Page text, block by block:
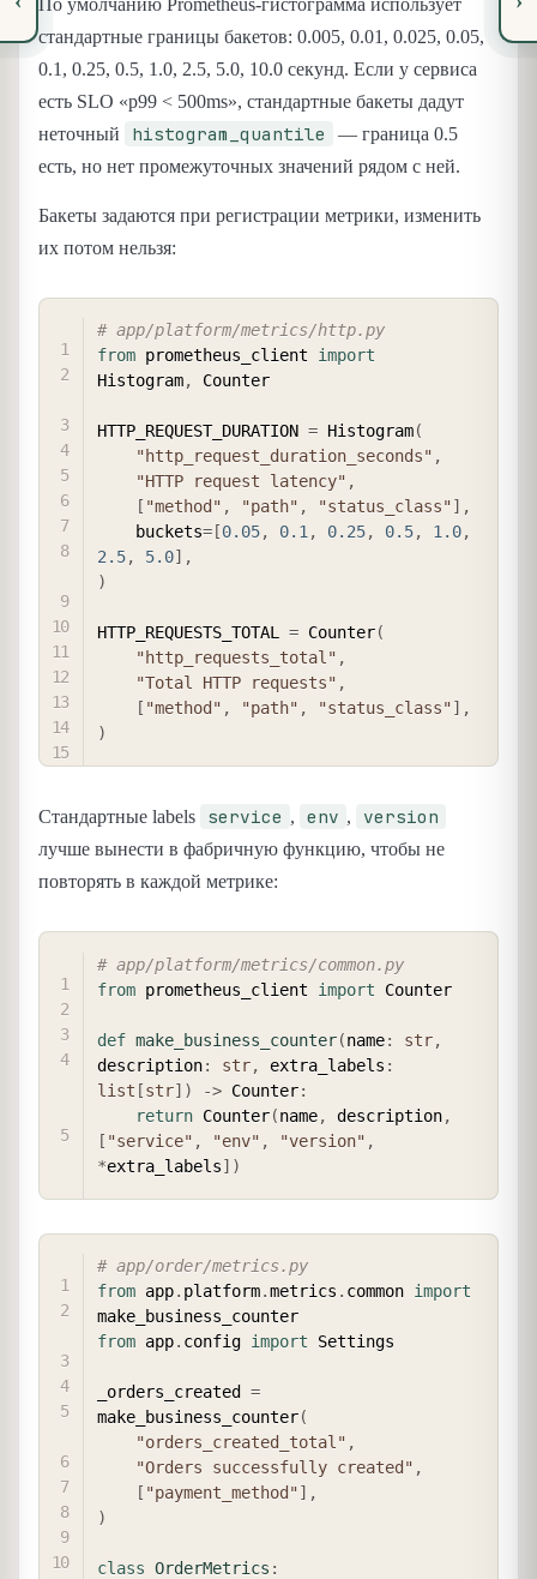
стандартные границы бакетов: 0.005, 0.01, 0.025, 0.05,
0.1, 0.25, 0.5, 1.0, 2.5, 5.0, 10.0 секунд. Если у сервиса
есть SLO «p99 < 500ms», стандартные бакеты дадут
неточный
histogram_quantile
— граница 0.5
есть, но нет промежуточных значений рядом с ней.
Бакеты задаются при регистрации метрики, изменить
их потом нельзя:
# app/platform/metrics/http.py
from prometheus_client import
Histogram, Counter
HTTP_REQUEST_DURATION = Histogram(
"http_request_duration_seconds" ,
"HTTP request latency" ,
[ "method" , "path" , "status_class"] ,
    buckets
= [0.05, 0.1 , 0.25, 0.5, 1.0,
2.5, 5.0] ,
)
HTTP_REQUESTS_TOTAL = Counter(
"http_requests_total" ,
"Total HTTP requests" ,
[ "method" , "path" , "status_class"] ,
)
Стандартные labels service , env , version
лучше вынести в фабричную функцию, чтобы не
повторять в каждой метрике:
# app/platform/metrics/common.py
from prometheus_client import Counter
def make_business_counter(name: str,
description: str, extra_labels :
list [str] ) -> Counter:
return Counter(name, description,
[ "service" , "env" , "version" ,
*extra_labels] )
# app/order/metrics.py
from app. platform.metrics . common import
from app. config import Settings
_orders_created =
make_business_counter(
"orders_created_total" ,
"Orders successfully created" ,
[ "payment_method"] ,
)
class OrderMetrics :